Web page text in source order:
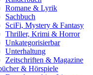
Romane & Lyrik
Sachbuch
SciFi, Mystery & Fantasy
Thriller, Krimi & Horror
Unkategorisierbar
Unterhaltung
Zeitschriften & Magazine
& Hörspiele